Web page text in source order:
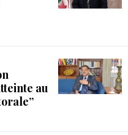
au